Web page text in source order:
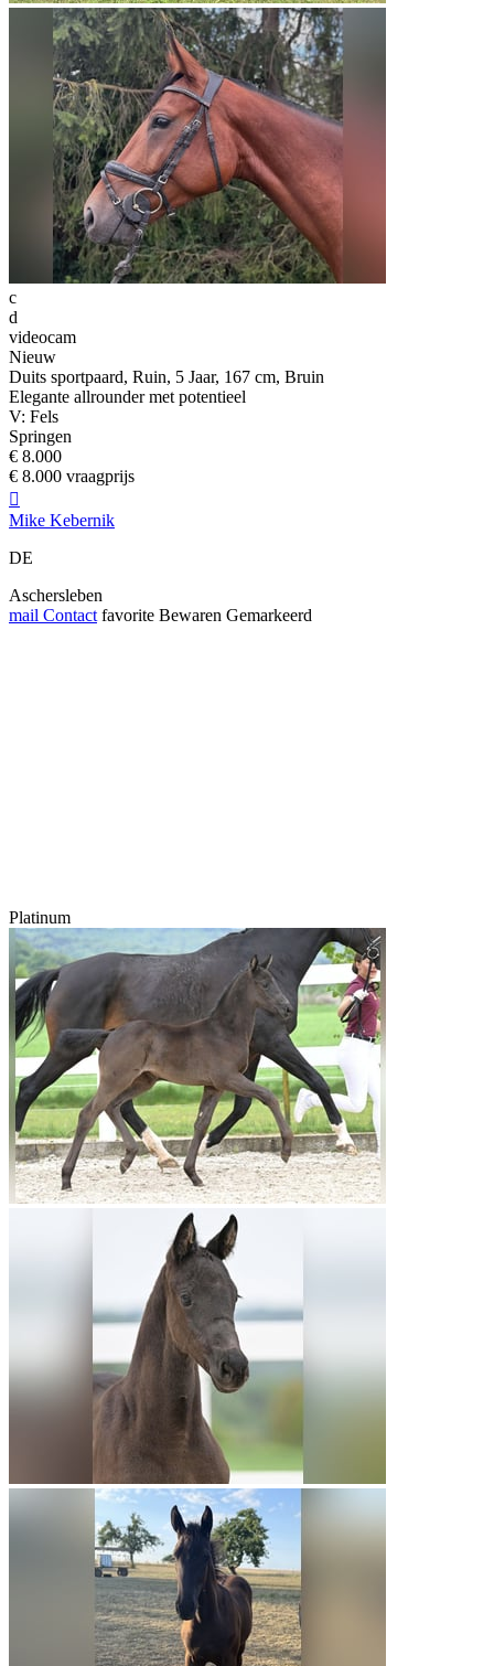
c
d
videocam
Nieuw
Duits sportpaard, Ruin, 5 Jaar, 167 cm, Bruin
Elegante allrounder met potentieel
V: Fels
Springen
€ 8.000
€ 8.000 vraagprijs

Mike Kebernik
DE
Aschersleben
mail Contact favorite Bewaren Gemarkeerd
Platinum